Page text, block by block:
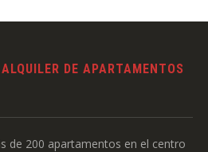
DE APARTAMENTOS
de 200 apartamentos en el centro